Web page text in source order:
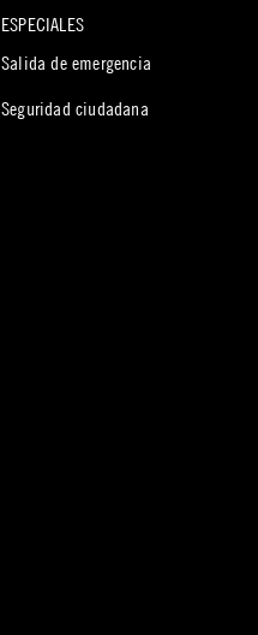
ESPECIALES
Salida de emergencia
Seguridad ciudadana